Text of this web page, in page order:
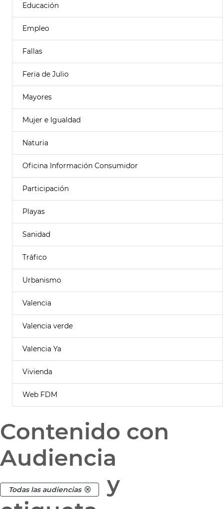
Educación
Empleo
Fallas
Feria de Julio
Mayores
Mujer e Igualdad
Naturia
Oficina Información Consumidor
Participación
Playas
Sanidad
Tráfico
Urbanismo
Valencia
Valencia verde
Valencia Ya
Vivienda
Web FDM
Contenido con
Audiencia
Todas las audiencias
y